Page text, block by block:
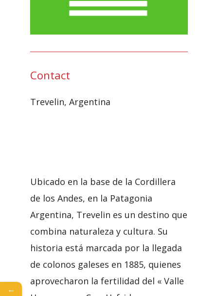
Contact
Trevelin, Argentina
Ubicado en la base de la Cordillera
de los Andes, en la Patagonia
Argentina, Trevelin es un destino que
combina naturaleza y cultura. Su
historia está marcada por la llegada
de colonos galeses en 1885, quienes
aprovecharon la fertilidad del « Valle
←